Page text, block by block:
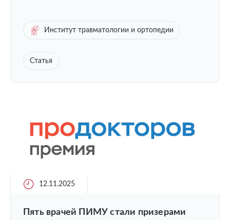
Институт травматологии и ортопедии
Статья
12.11.2025
Пять врачей ПИМУ стали призерами